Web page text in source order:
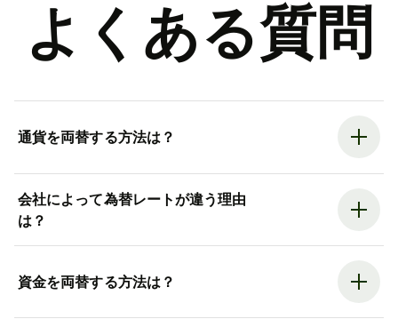
よくある質問
通貨を両替する方法は？
会社によって為替レートが違う理由
は？
資金を両替する方法は？